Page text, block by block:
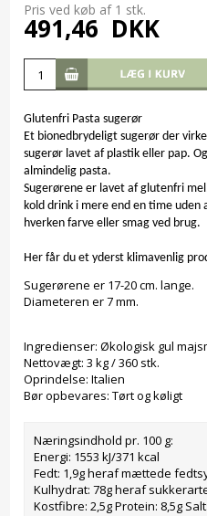
Pris ved køb af 1 stk.
491,46 DKK
Glutenfri Pasta sugerør
Et bionedbrydeligt sugerør der
sugerør lavet af plastik eller pap.
almindelig pasta.
Sugerørene er lavet af glutenfri
kold drink i mere end en time uden
hverken farve eller smag ved brug.
Her får du et yderst klimavenlig
Sugerørene er 17-20 cm. lange.
Diameteren er 7 mm.
Ingredienser: Økologisk gul
Nettovægt: 3 kg / 360 stk.
Oprindelse: Italien
Bør opbevares: Tørt og køligt
Næringsindhold pr. 100 g:
Energi: 1553 kJ/371 kcal
Fedt: 1,9g heraf mættede
Kulhydrat: 78g heraf
Kostfibre: 2,5g Protein: 8,5g